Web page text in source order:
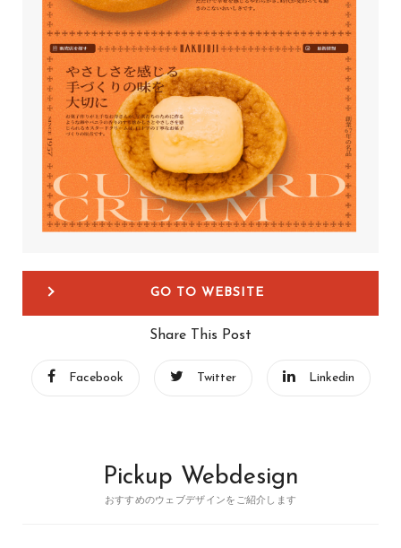
GO TO WEBSITE
Share This Post
Facebook Twitter Linkedin
Pickup Webdesign
おすすめのウェブデザインをご紹介します